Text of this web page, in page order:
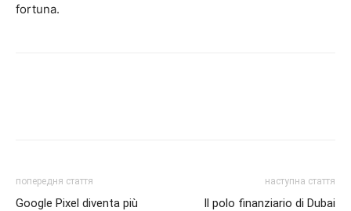
fortuna.
попередня стаття
Google Pixel diventa più
наступна стаття
Il polo finanziario di Dubai